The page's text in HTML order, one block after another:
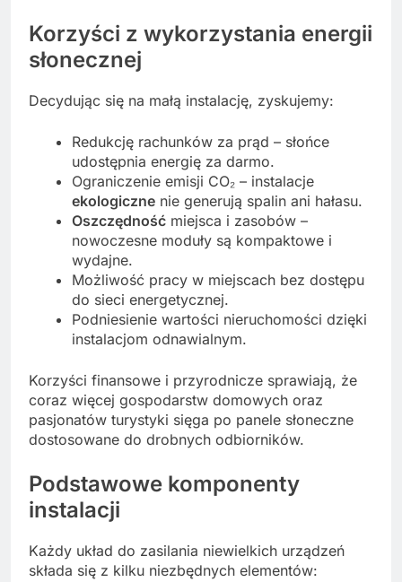
Korzyści z wykorzystania energii
słonecznej
Decydując się na małą instalację, zyskujemy:
Redukcję rachunków za prąd – słońce
udostępnia energię za darmo.
Ograniczenie emisji CO₂ – instalacje
ekologiczne nie generują spalin ani hałasu.
Oszczędność miejsca i zasobów –
nowoczesne moduły są kompaktowe i
wydajne.
Możliwość pracy w miejscach bez dostępu
do sieci energetycznej.
Podniesienie wartości nieruchomości dzięki
instalacjom odnawialnym.
Korzyści finansowe i przyrodnicze sprawiają, że
coraz więcej gospodarstw domowych oraz
pasjonatów turystyki sięga po panele słoneczne
dostosowane do drobnych odbiorników.
Podstawowe komponenty
instalacji
Każdy układ do zasilania niewielkich urządzeń
składa się z kilku niezbędnych elementów: